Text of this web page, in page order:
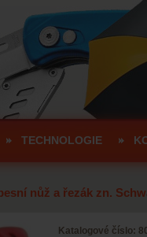
TECHNOLOGIE
nůž a řezák zn.
Katalogové číslo: